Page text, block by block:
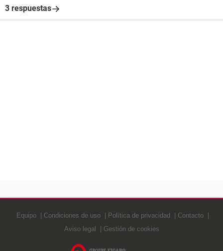
3 respuestas
Equipo Condiciones de uso Política de privacidad
Contacto
Aviso legal
Gestión de cookies